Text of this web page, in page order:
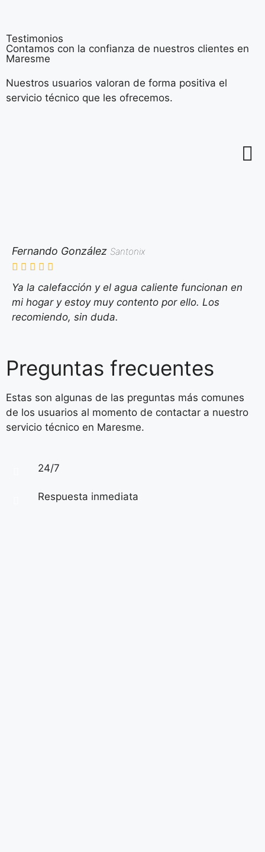
Testimonios
Contamos con la confianza de nuestros clientes en
Maresme
Nuestros usuarios valoran de forma positiva el
servicio técnico que les ofrecemos.
Fernando González Santonix
Ya la calefacción y el agua caliente funcionan en
mi hogar y estoy muy contento por ello. Los
recomiendo, sin duda.
Preguntas frecuentes
Estas son algunas de las preguntas más comunes
de los usuarios al momento de contactar a nuestro
servicio técnico en Maresme.
24/7
Respuesta inmediata